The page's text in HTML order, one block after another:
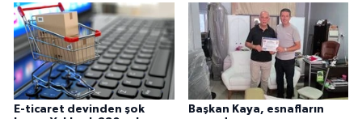
E-ticaret devinden şok
Başkan Kaya, esnafların